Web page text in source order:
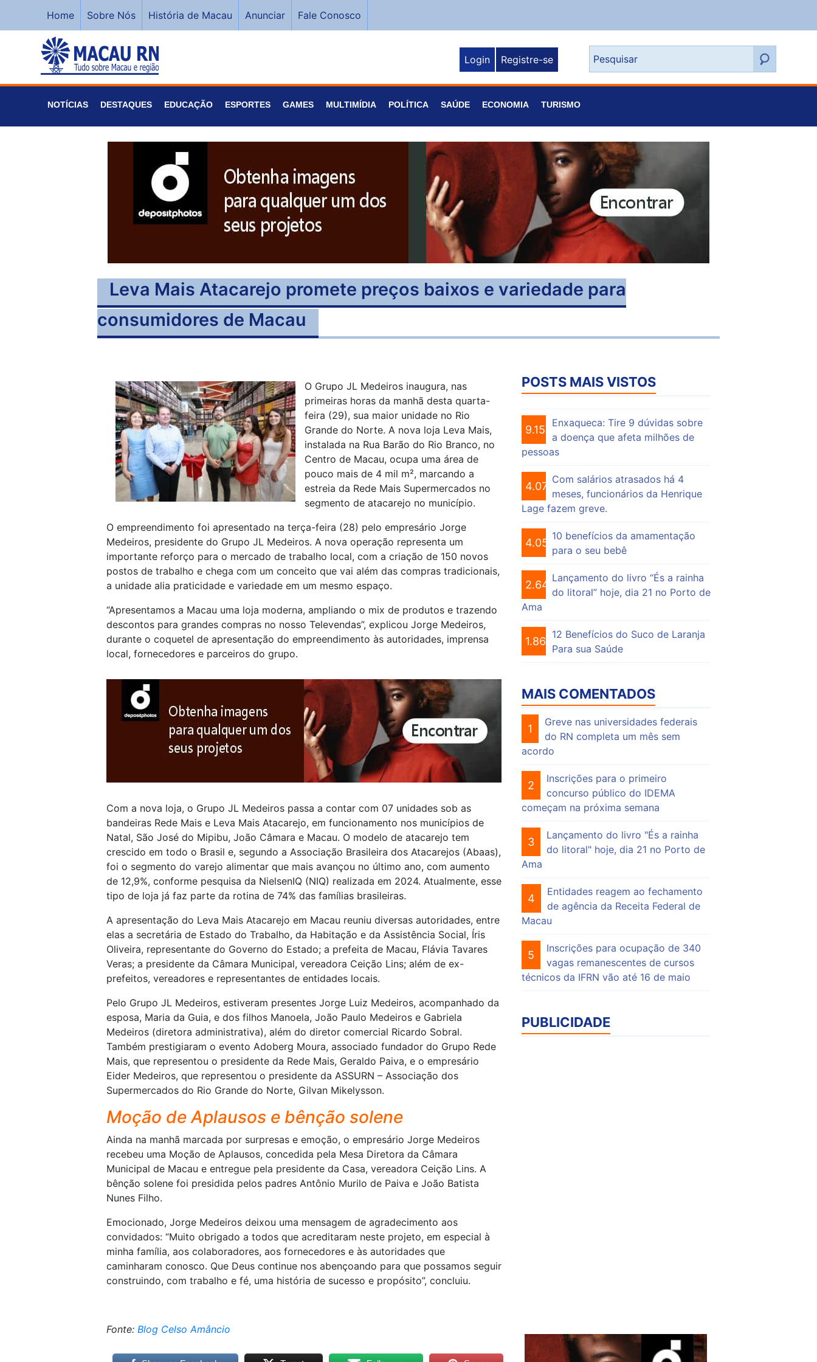
Home Sobre Nós História de Macau Anunciar Fale Conosco
Login Registre-se
NOTÍCIAS DESTAQUES EDUCAÇÃO ESPORTES GAMES MULTIMÍDIA POLÍTICA SAÚDE ECONOMIA TURISMO
Leva Mais Atacarejo promete preços baixos e variedade para
consumidores de Macau
O Grupo JL Medeiros inaugura, nas
primeiras horas da manhã desta quarta-
feira (29), sua maior unidade no Rio
Grande do Norte. A nova loja Leva Mais,
instalada na Rua Barão do Rio Branco, no
Centro de Macau, ocupa uma área de
pouco mais de 4 mil m², marcando a
estreia da Rede Mais Supermercados no
segmento de atacarejo no município.
O empreendimento foi apresentado na terça-feira (28) pelo empresário Jorge
Medeiros, presidente do Grupo JL Medeiros. A nova operação representa um
importante reforço para o mercado de trabalho local, com a criação de 150 novos
postos de trabalho e chega com um conceito que vai além das compras tradicionais,
a unidade alia praticidade e variedade em um mesmo espaço.
“Apresentamos a Macau uma loja moderna, ampliando o mix de produtos e trazendo
descontos para grandes compras no nosso Televendas”, explicou Jorge Medeiros,
durante o coquetel de apresentação do empreendimento às autoridades, imprensa
local, fornecedores e parceiros do grupo.
Com a nova loja, o Grupo JL Medeiros passa a contar com 07 unidades sob as
bandeiras Rede Mais e Leva Mais Atacarejo, em funcionamento nos municípios de
Natal, São José do Mipibu, João Câmara e Macau. O modelo de atacarejo tem
crescido em todo o Brasil e, segundo a Associação Brasileira dos Atacarejos (Abaas),
foi o segmento do varejo alimentar que mais avançou no último ano, com aumento
de 12,9%, conforme pesquisa da NielsenIQ (NIQ) realizada em 2024. Atualmente, esse
tipo de loja já faz parte da rotina de 74% das famílias brasileiras.
A apresentação do Leva Mais Atacarejo em Macau reuniu diversas autoridades, entre
elas a secretária de Estado do Trabalho, da Habitação e da Assistência Social, Íris
Oliveira, representante do Governo do Estado; a prefeita de Macau, Flávia Tavares
Veras; a presidente da Câmara Municipal, vereadora Ceição Lins; além de ex-
prefeitos, vereadores e representantes de entidades locais.
Pelo Grupo JL Medeiros, estiveram presentes Jorge Luiz Medeiros, acompanhado da
esposa, Maria da Guia, e dos filhos Manoela, João Paulo Medeiros e Gabriela
Medeiros (diretora administrativa), além do diretor comercial Ricardo Sobral.
Também prestigiaram o evento Adoberg Moura, associado fundador do Grupo Rede
Mais, que representou o presidente da Rede Mais, Geraldo Paiva, e o empresário
Eider Medeiros, que representou o presidente da ASSURN – Associação dos
Supermercados do Rio Grande do Norte, Gilvan Mikelysson.
Moção de Aplausos e bênção solene
Ainda na manhã marcada por surpresas e emoção, o empresário Jorge Medeiros
recebeu uma Moção de Aplausos, concedida pela Mesa Diretora da Câmara
Municipal de Macau e entregue pela presidente da Casa, vereadora Ceição Lins. A
bênção solene foi presidida pelos padres Antônio Murilo de Paiva e João Batista
Nunes Filho.
Emocionado, Jorge Medeiros deixou uma mensagem de agradecimento aos
convidados: “Muito obrigado a todos que acreditaram neste projeto, em especial à
minha família, aos colaboradores, aos fornecedores e às autoridades que
caminharam conosco. Que Deus continue nos abençoando para que possamos seguir
construindo, com trabalho e fé, uma história de sucesso e propósito”, concluiu.
Fonte: Blog Celso Amâncio
POSTS MAIS VISTOS
9.153
Enxaqueca: Tire 9 dúvidas sobre
a doença que afeta milhões de
pessoas
4.073
Com salários atrasados há 4
meses, funcionários da Henrique
Lage fazem greve.
4.055
10 benefícios da amamentação
para o seu bebê
2.646
Lançamento do livro “És a rainha
do litoral” hoje, dia 21 no Porto de
Ama
1.863
12 Benefícios do Suco de Laranja
Para sua Saúde
MAIS COMENTADOS
1
Greve nas universidades federais
do RN completa um mês sem
acordo
2
Inscrições para o primeiro
concurso público do IDEMA
começam na próxima semana
3
Lançamento do livro "És a rainha
do litoral" hoje, dia 21 no Porto de
Ama
4
Entidades reagem ao fechamento
de agência da Receita Federal de
Macau
5
Inscrições para ocupação de 340
vagas remanescentes de cursos
técnicos da IFRN vão até 16 de maio
PUBLICIDADE